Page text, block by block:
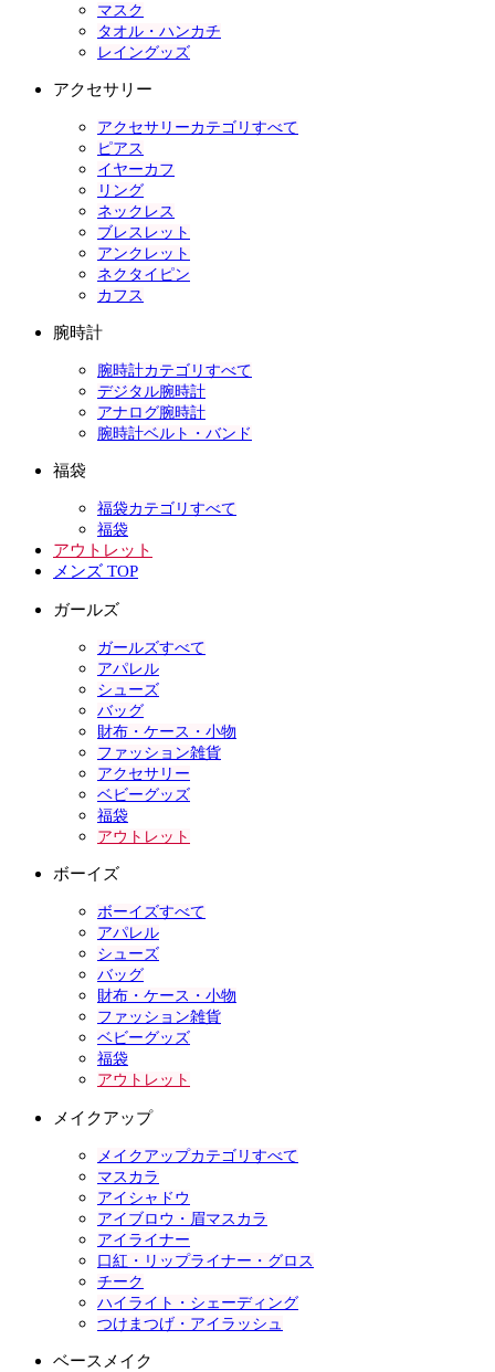
マスク
タオル・ハンカチ
レイングッズ
アクセサリー
アクセサリーカテゴリすべて
ピアス
イヤーカフ
リング
ネックレス
ブレスレット
アンクレット
ネクタイピン
カフス
腕時計
腕時計カテゴリすべて
デジタル腕時計
アナログ腕時計
腕時計ベルト・バンド
福袋
福袋カテゴリすべて
福袋
アウトレット
メンズ TOP
ガールズ
ガールズすべて
アパレル
シューズ
バッグ
財布・ケース・小物
ファッション雑貨
アクセサリー
ベビーグッズ
福袋
アウトレット
ボーイズ
ボーイズすべて
アパレル
シューズ
バッグ
財布・ケース・小物
ファッション雑貨
ベビーグッズ
福袋
アウトレット
メイクアップ
メイクアップカテゴリすべて
マスカラ
アイシャドウ
アイブロウ・眉マスカラ
アイライナー
口紅・リップライナー・グロス
チーク
ハイライト・シェーディング
つけまつげ・アイラッシュ
ベースメイク